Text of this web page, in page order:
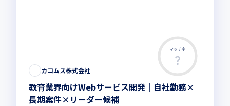
マッチ率
カコムス株式会社
教育業界向けWebサービス開発｜自社勤務×
長期案件×リーダー候補